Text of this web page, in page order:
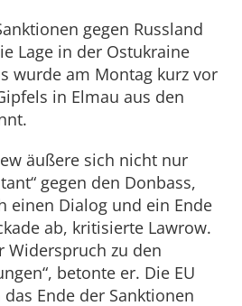
gegen Russland
Lage in der Ostukraine
wurde am Montag kurz vor
in Elmau aus den
äußere sich nicht nur
gegen den Donbass,
einen Dialog und ein Ende
ab, kritisierte Lawrow.
Widerspruch zu den
betonte er. Die EU
Ende der Sanktionen